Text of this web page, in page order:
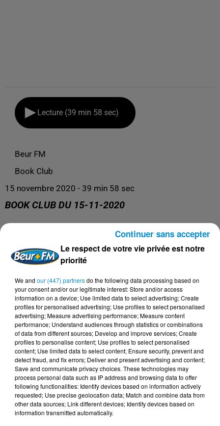
Lecture (39 min 58 sec)
Beur FM
Book Club
15 novembre 2020 - 39 min 58 sec
BOOK CLUB DU 15-11-2020
DERNIERS PODCASTS
24 juillet 2026
Les Zinformés - 24/07/26
Le respect de votre vie privée est notre
priorité
We and our (447) partnersdo the following data processing based on
your consent and/or our legitimate interest: Store and/or access
information on a device; Use limited data to select advertising; Create
profiles for personalised advertising; Use profiles to select personalised
advertising; Measure advertising performance; Measure content
performance; Understand audiences through statistics or combinations
of data from different sources; Develop and improve services; Create
profiles to personalise content; Use profiles to select personalised
content; Use limited data to select content; Ensure security, prevent and
detect fraud, and fix errors; Deliver and present advertising and content;
Save and communicate privacy choices. These technologies may
process personal data such as IP address and browsing data to offer
following functionalities: Identify devices based on information actively
requested; Use precise geolocation data; Match and combine data from
other data sources; Link different devices; Identify devices based on
information transmitted automatically.
Continuer sans accepter